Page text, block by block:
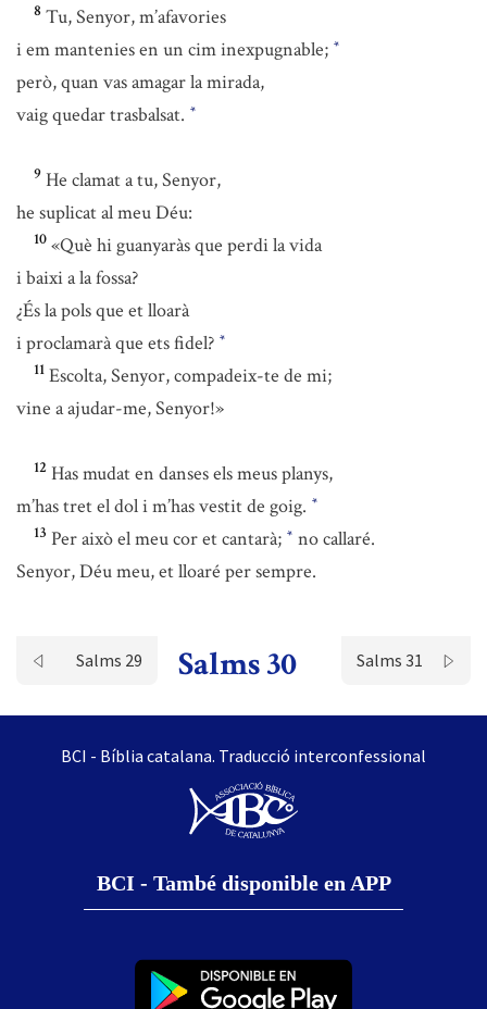
8 Tu, Senyor, m’afavories
i em mantenies en un cim inexpugnable; *
però, quan vas amagar la mirada,
vaig quedar trasbalsat. *
9 He clamat a tu, Senyor,
he suplicat al meu Déu:
10 «Què hi guanyaràs que perdi la vida
i baixi a la fossa?
¿És la pols que et lloarà
i proclamarà que ets fidel? *
11 Escolta, Senyor, compadeix-te de mi;
vine a ajudar-me, Senyor!»
12 Has mudat en danses els meus planys,
m’has tret el dol i m’has vestit de goig. *
13 Per això el meu cor et cantarà; * no callaré.
Senyor, Déu meu, et lloaré per sempre.
Salms 29 Salms 30 Salms 31
BCI - Bíblia catalana. Traducció interconfessional
BCI - També disponible en APP